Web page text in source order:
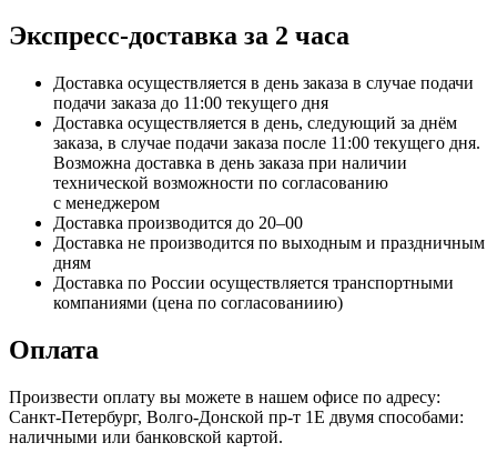
Экспресс-доставка за 2 часa
Доставка осуществляется в день заказа в случае подачи
подачи заказа до 11:00 текущего дня
Доставка осуществляется в день, следующий за днём
заказа, в случае подачи заказа после 11:00 текущего дня.
Возможна доставка в день заказа при наличии
технической возможности по согласованию
с менеджером
Доставка производится до 20–00
Доставка не производится по выходным и праздничным
дням
Доставка по России осуществляется транспортными
компаниями (цена по согласованиию)
Оплата
Произвести оплату вы можете в нашем офисе по адресу:
Санкт-Петербург, Волго-Донской пр-т 1Е двумя способами:
наличными или банковской картой.